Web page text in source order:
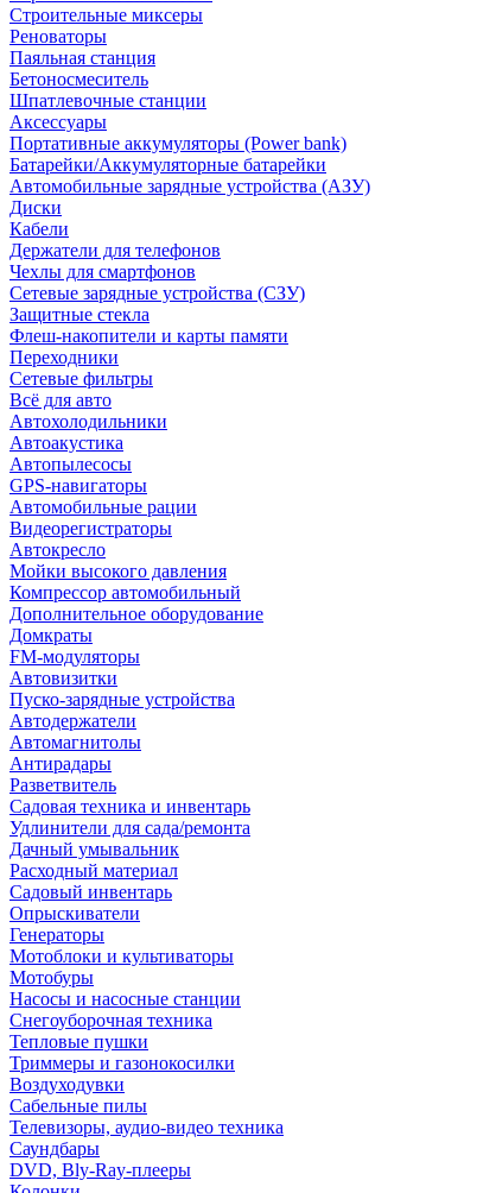
Строительные миксеры
Реноваторы
Паяльная станция
Бетоносмеситель
Шпатлевочные станции
Аксессуары
Портативные аккумуляторы (Power bank)
Батарейки/Аккумуляторные батарейки
Автомобильные зарядные устройства (АЗУ)
Диски
Кабели
Держатели для телефонов
Чехлы для смартфонов
Сетевые зарядные устройства (СЗУ)
Защитные стекла
Флеш-накопители и карты памяти
Переходники
Сетевые фильтры
Всё для авто
Автохолодильники
Автоакустика
Автопылесосы
GPS-навигаторы
Автомобильные рации
Видеорегистраторы
Автокресло
Мойки высокого давления
Компрессор автомобильный
Дополнительное оборудование
Домкраты
FM-модуляторы
Автовизитки
Пуско-зарядные устройства
Автодержатели
Автомагнитолы
Антирадары
Разветвитель
Садовая техника и инвентарь
Удлинители для сада/ремонта
Дачный умывальник
Расходный материал
Садовый инвентарь
Опрыскиватели
Генераторы
Мотоблоки и культиваторы
Мотобуры
Насосы и насосные станции
Снегоуборочная техника
Тепловые пушки
Триммеры и газонокосилки
Воздуходувки
Сабельные пилы
Телевизоры, аудио-видео техника
Саундбары
DVD, Bly-Ray-плееры